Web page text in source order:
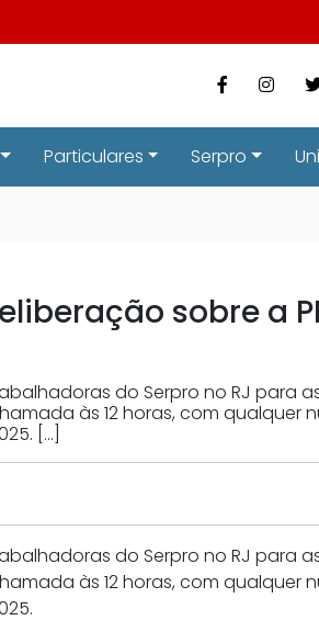
Particulares Serpro
sobre a
do Serpro no RJ para
às 12 horas, com
[…]
do Serpro no RJ para
às 12 horas, com